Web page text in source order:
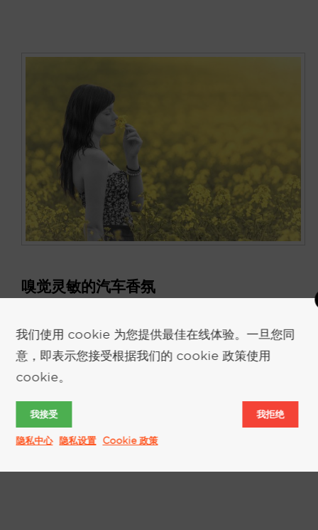
嗅觉灵敏的汽车香氛
汽车香氛与 "感知汽车" 汽车香氛一直以来都是汽车
体验的重要组成部分，现在它们可以闻出来了。 现
在，香味和车内体验...
我们使用 cookie 为您提供最佳在线体验。一旦您同
意，即表示您接受根据我们的 cookie 政策使用
cookie。
我接受 我拒绝
隐私中心 隐私设置 Cookie 政策